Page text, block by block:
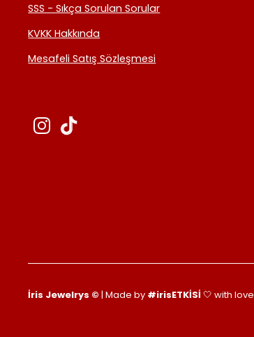
SSS - Sıkça Sorulan Sorular
KVKK Hakkında
Mesafeli Satış Sözleşmesi
İris Jewelrys © | Made by #irisETKİSİ 🤍 with love